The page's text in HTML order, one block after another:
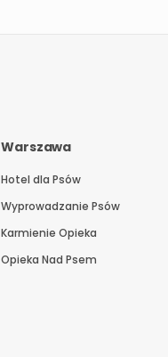
Warszawa
Hotel dla Psów
Wyprowadzanie Psów
Karmienie Opieka
Opieka Nad Psem